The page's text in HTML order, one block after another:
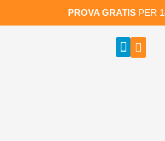
PROVA GRATISPER